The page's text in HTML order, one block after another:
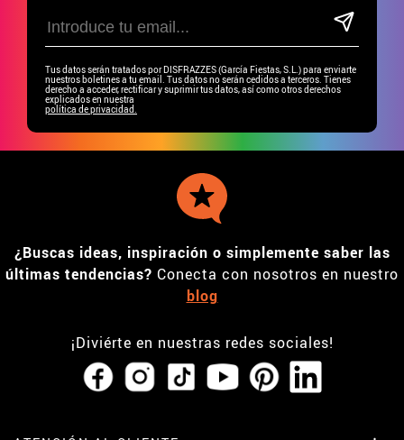
Tus datos serán tratados por DISFRAZZES (García Fiestas, S.L.) para enviarte
nuestros boletines a tu email. Tus datos no serán cedidos a terceros. Tienes
derecho a acceder, rectificar y suprimir tus datos, así como otros derechos
explicados en nuestra
política de privacidad.
¿Buscas ideas, inspiración o simplemente saber las
últimas tendencias? Conecta con nosotros en nuestro
blog
¡Diviérte en nuestras redes sociales!